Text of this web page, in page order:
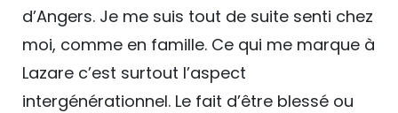
d’Angers. Je me suis tout de suite senti chez
moi, comme en famille. Ce qui me marque à
Lazare c’est surtout l’aspect
intergénérationnel. Le fait d’être blessé ou